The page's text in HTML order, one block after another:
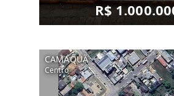
R$
CAMAQUÃ
Centro